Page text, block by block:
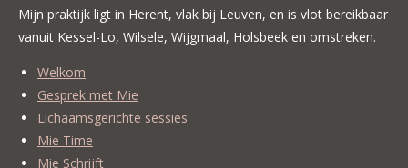
Mijn praktijk ligt in Herent, vlak bij Leuven, en is vlot bereikbaar
vanuit Kessel-Lo, Wilsele, Wijgmaal, Holsbeek en omstreken.
Welkom
Gesprek met Mie
Lichaamsgerichte sessies
Mie Time
Mie Schrijft